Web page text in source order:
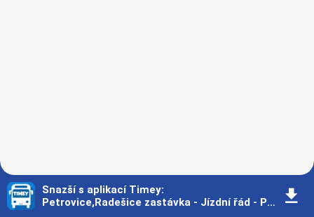
Snazší s aplikací Timey:
Petrovice,Radešice zastávka - Jízdní řád - Praha
󰇚